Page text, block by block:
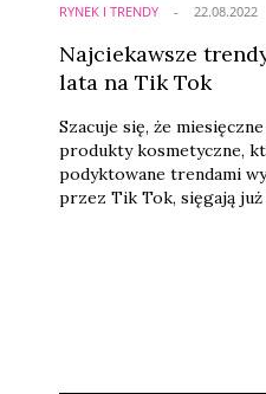
RYNEK I TRENDY
Najciekawsze
lata na Tik Tok
Szacuje się, że
produkty kosmetyczne,
podyktowane trendami
przez Tik Tok, sięgają już
22.08.2022